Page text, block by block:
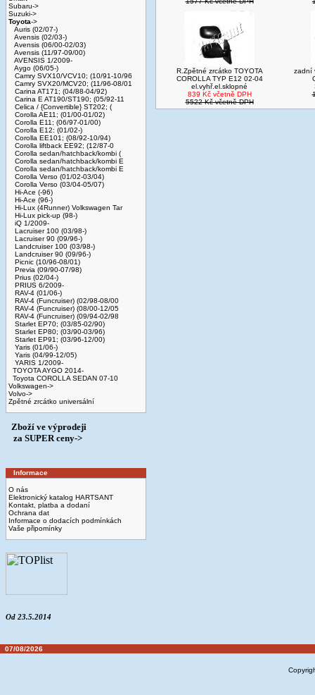
Subaru->
Suzuki->
Toyota->
Auris (02/07-)
Avensis (02/03-)
Avensis (06/00-02/03)
Avensis (11/97-09/00)
AVENSIS 1/2009-
Aygo (06/05-)
Camry SVX10/VCV10; (10/91-10/96
Camry SVX20/MCV20; (11/96-08/01
Carina AT171; (04/88-04/92)
Carina E AT190/ST190; (05/92-11
Celica / {Convertible} ST202; (
Corolla AE11; (01/00-01/02)
Corolla E11; (06/97-01/00)
Corolla E12: (01/02-)
Corolla EE101; (08/92-10/94)
Corolla liftback EE92; (12/87-0
Corolla sedan/hatchback/kombi (
Corolla sedan/hatchback/kombi E
Corolla sedan/hatchback/kombi E
Corolla Verso (01/02-03/04)
Corolla Verso (03/04-05/07)
Hi-Ace (-96)
Hi-Ace (96-)
Hi-Lux (4Runner) Volkswagen Tar
Hi-Lux pick-up (98-)
iQ 1/2009-
Lacruiser 100 (03/98-)
Lacruiser 90 (09/96-)
Landcruiser 100 (03/98-)
Landcruiser 90 (09/96-)
Picnic (10/96-08/01)
Previa (09/90-07/98)
Prius (02/04-)
PRIUS 6/2009-
RAV-4 (01/06-)
RAV-4 (Funcruiser) (02/98-08/00
RAV-4 (Funcruiser) (08/00-12/05
RAV-4 (Funcruiser) (09/94-02/98
Starlet EP70; (03/85-02/90)
Starlet EP80; (03/90-03/96)
Starlet EP91; (03/96-12/00)
Yaris (01/06-)
Yaris (04/99-12/05)
YARIS 1/2009-
TOYOTA AYGO 2014-
Toyota COROLLA SEDAN 07-10
Volkswagen->
Volvo->
Zpětné zrcátko universální
Zboží ve výprodeji
­ za SUPER ceny->
Informace
O nás
Elektronický katalog HARTSANT
Kontakt, platba a dodaní
Ochrana dat
Informace o dodacích podmínkách
Vaše připomínky
Od 23.5.2014
R.Zpětné zrcátko TOYOTA
COROLLA TYP E12 02-04
el.vyhř.el.sklopné
839 Kč včetně DPH
5522 Kč včetně DPH
zadní
07/08/2026